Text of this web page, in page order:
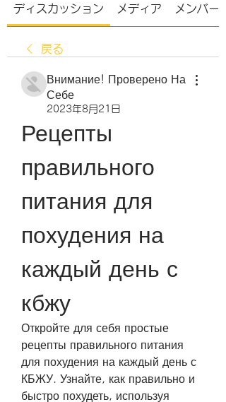
ディスカッション メディア メンバー
戻る
Внимание! Проверено На
Себе
2023年8月21日
Рецепты
правильного
питания для
похудения на
каждый день с
кбжу
Откройте для себя простые
рецепты правильного питания
для похудения на каждый день с
КБЖУ. Узнайте, как правильно и
быстро похудеть, используя